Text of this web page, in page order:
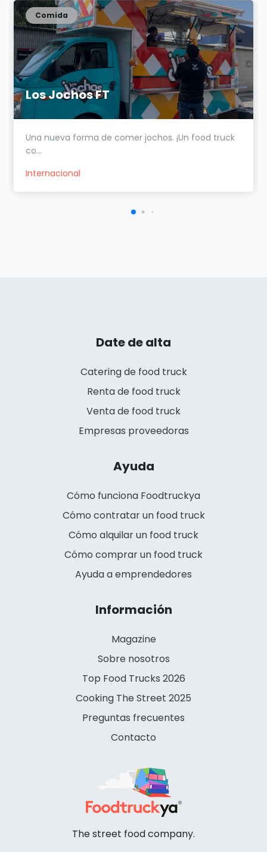
Los Jochos FT
Comida
Una nueva forma de comer jochos. ¡Un food truck
co...
Internacional
Date de alta
Catering de food truck
Renta de food truck
Venta de food truck
Empresas proveedoras
Ayuda
Cómo funciona Foodtruckya
Cómo contratar un food truck
Cómo alquilar un food truck
Cómo comprar un food truck
Ayuda a emprendedores
Información
Magazine
Sobre nosotros
Top Food Trucks 2026
Cooking The Street 2025
Preguntas frecuentes
Contacto
The street food company.